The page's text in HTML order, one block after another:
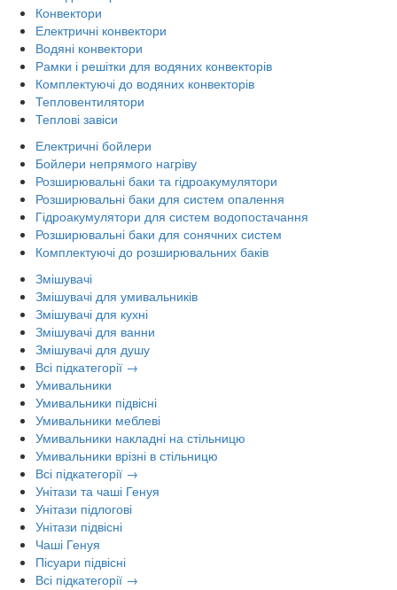
Конвектори
Електричні конвектори
Водяні конвектори
Рамки і решітки для водяних конвекторів
Комплектуючі до водяних конвекторів
Тепловентилятори
Теплові завіси
Електричні бойлери
Бойлери непрямого нагріву
Розширювальні баки та гідроакумулятори
Розширювальні баки для систем опалення
Гідроакумулятори для систем водопостачання
Розширювальні баки для сонячних систем
Комплектуючі до розширювальних баків
Змішувачі
Змішувачі для умивальників
Змішувачі для кухні
Змішувачі для ванни
Змішувачі для душу
Всі підкатегорії →
Умивальники
Умивальники підвісні
Умивальники меблеві
Умивальники накладні на стільницю
Умивальники врізні в стільницю
Всі підкатегорії →
Унітази та чаші Генуя
Унітази підлогові
Унітази підвісні
Чаші Генуя
Пісуари підвісні
Всі підкатегорії →